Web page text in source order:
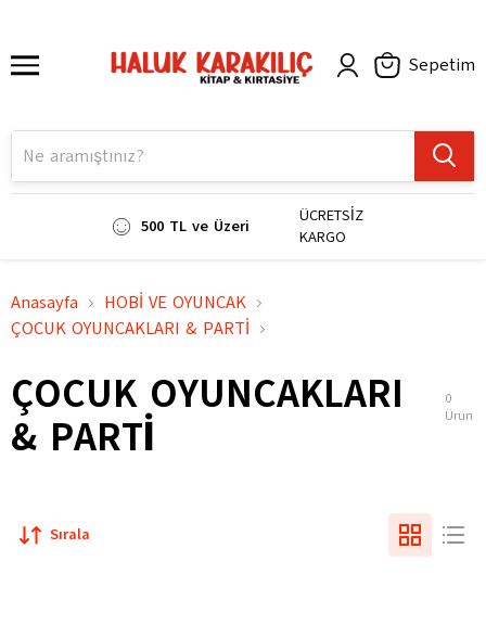
Sepetim
500 TL ve Üzeri
ÜCRETSİZ
KARGO
Anasayfa
HOBİ VE OYUNCAK
ÇOCUK OYUNCAKLARI & PARTİ
ÇOCUK OYUNCAKLARI
& PARTİ
0
Ürün
Sırala